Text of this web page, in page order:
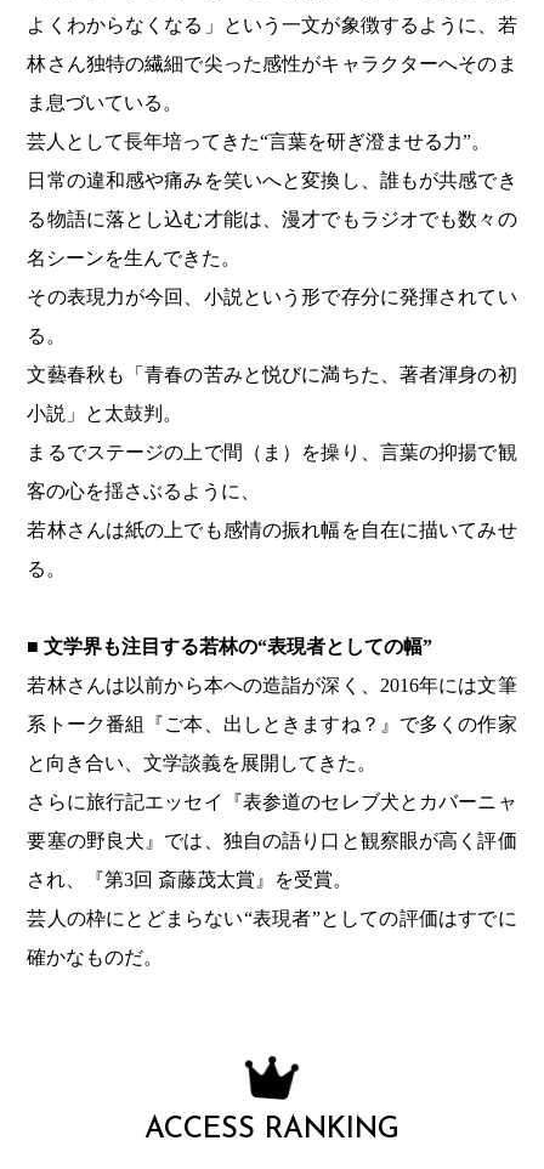
よくわからなくなる」という一文が象徴するように、若
林さん独特の繊細で尖った感性がキャラクターへそのま
ま息づいている。
芸人として長年培ってきた“言葉を研ぎ澄ませる力”。
日常の違和感や痛みを笑いへと変換し、誰もが共感でき
る物語に落とし込む才能は、漫才でもラジオでも数々の
名シーンを生んできた。
その表現力が今回、小説という形で存分に発揮されてい
る。
文藝春秋も「青春の苦みと悦びに満ちた、著者渾身の初
小説」と太鼓判。
まるでステージの上で間（ま）を操り、言葉の抑揚で観
客の心を揺さぶるように、
若林さんは紙の上でも感情の振れ幅を自在に描いてみせ
る。
■ 文学界も注目する若林の“表現者としての幅”
若林さんは以前から本への造詣が深く、2016年には文筆
系トーク番組『ご本、出しときますね？』で多くの作家
と向き合い、文学談義を展開してきた。
さらに旅行記エッセイ『表参道のセレブ犬とカバーニャ
要塞の野良犬』では、独自の語り口と観察眼が高く評価
され、『第3回 斎藤茂太賞』を受賞。
芸人の枠にとどまらない“表現者”としての評価はすでに
確かなものだ。
ACCESS RANKING